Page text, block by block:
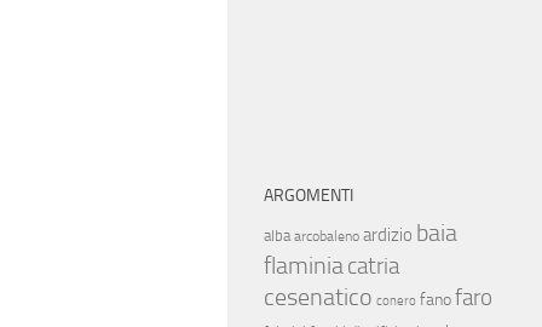
ARGOMENTI
alba arcobaleno ardizio baia
flaminia catria
cesenatico conero fanofaro